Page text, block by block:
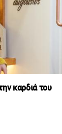
καρδιά του